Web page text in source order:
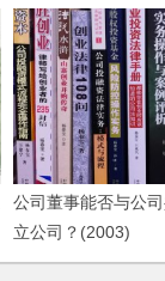
公司董事能否与公
立公司？(2003)